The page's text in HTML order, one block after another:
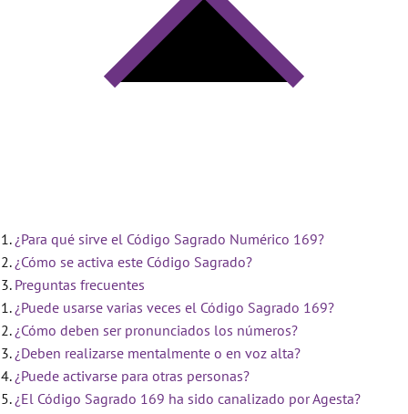
¿Para qué sirve el Código Sagrado Numérico 169?
¿Cómo se activa este Código Sagrado?
Preguntas frecuentes
¿Puede usarse varias veces el Código Sagrado 169?
¿Cómo deben ser pronunciados los números?
¿Deben realizarse mentalmente o en voz alta?
¿Puede activarse para otras personas?
¿El Código Sagrado 169 ha sido canalizado por Agesta?